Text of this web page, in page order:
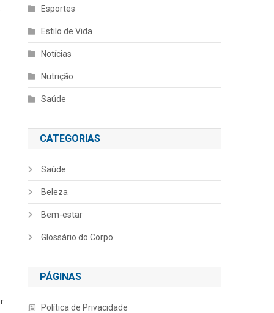
Esportes
Estilo de Vida
Notícias
Nutrição
Saúde
CATEGORIAS
Saúde
Beleza
Bem-estar
Glossário do Corpo
PÁGINAS
Política de Privacidade